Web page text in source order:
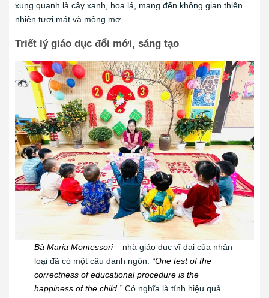
xung quanh là cây xanh, hoa lá, mang đến không gian thiên
nhiên tươi mát và mộng mơ.
Triết lý giáo dục đổi mới, sáng tạo
Bà Maria Montessori– nhà giáo dục vĩ đại của nhân
loại đã có một câu danh ngôn: “One test of the
correctness of educational procedure is the
happiness of the child.”Có nghĩa là tính hiệu quả